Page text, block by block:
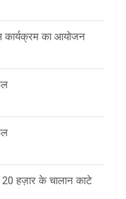
कार्यक्रम का आयोजन
20 हज़ार के चालान काटे